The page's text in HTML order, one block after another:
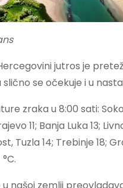
jutros je
slično se očekuje i u
zraka u 8:00 sati:
11; Banja Luka 13;
Tuzla 14; Trebinje 18;